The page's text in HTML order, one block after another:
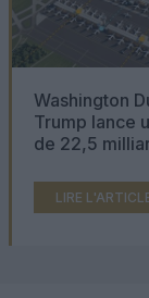
Washington
Trump lance
de 22,5
LIRE